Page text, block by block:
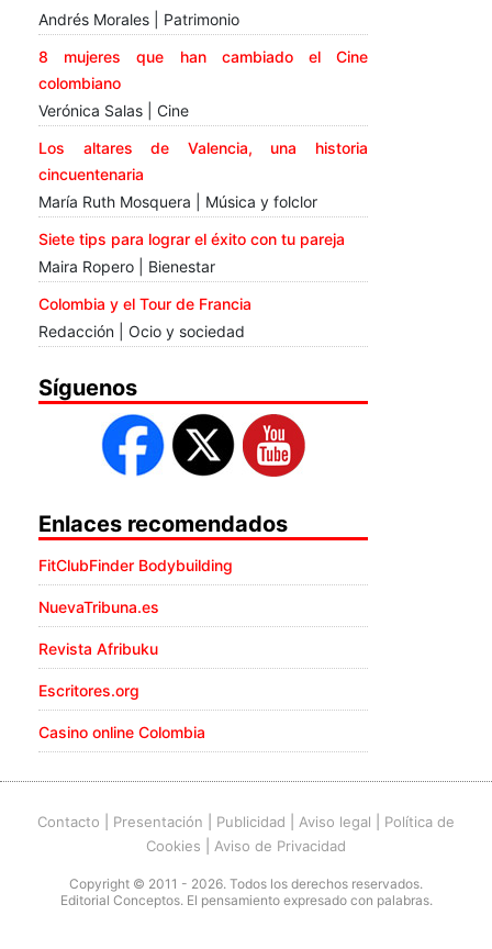
Andrés Morales | Patrimonio
8 mujeres que han cambiado el Cine
colombiano
Verónica Salas | Cine
Los altares de Valencia, una historia
cincuentenaria
María Ruth Mosquera | Música y folclor
Siete tips para lograr el éxito con tu pareja
Maira Ropero | Bienestar
Colombia y el Tour de Francia
Redacción | Ocio y sociedad
Síguenos
Enlaces recomendados
FitClubFinder Bodybuilding
NuevaTribuna.es
Revista Afribuku
Escritores.org
Casino online Colombia
Contacto Presentación Publicidad Aviso legal
Política de
Cookies
Aviso de Privacidad
Copyright © 2011 - 2026. Todos los derechos reservados.
Editorial Conceptos. El pensamiento expresado con palabras.